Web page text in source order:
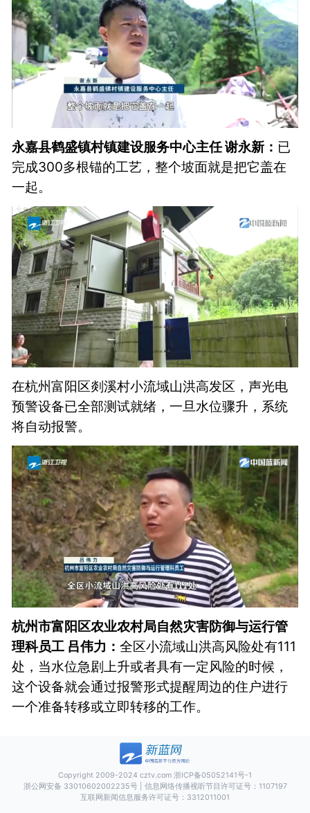
永嘉县鹤盛镇村镇建设服务中心主任 谢永新： 已
完成300多根锚的工艺，整个坡面就是把它盖在
一起。
在杭州富阳区剡溪村小流域山洪高发区，声光电
预警设备已全部测试就绪，一旦水位骤升，系统
将自动报警。
杭州市富阳区农业农村局自然灾害防御与运行管
理科员工 吕伟力： 全区小流域山洪高风险处有111
处，当水位急剧上升或者具有一定风险的时候，
这个设备就会通过报警形式提醒周边的住户进行
一个准备转移或立即转移的工作。
Copyright 2009-2024 cztv.com 浙ICP备05052141号-1
浙公网安备 33010602002235号| 信息网络传播视听节目许可证号：1107197
互联网新闻信息服务许可证号：3312011001